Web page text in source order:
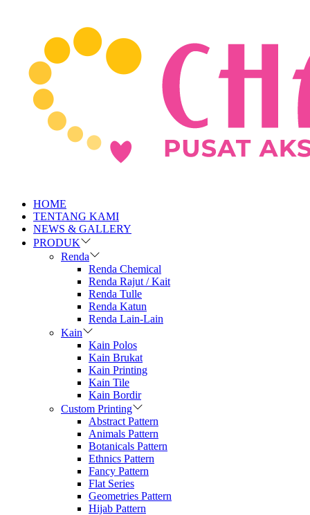
HOME
TENTANG KAMI
NEWS & GALLERY
PRODUK
Renda
Renda Chemical
Renda Rajut / Kait
Renda Tulle
Renda Katun
Renda Lain-Lain
Kain
Kain Polos
Kain Brukat
Kain Printing
Kain Tile
Kain Bordir
Custom Printing
Abstract Pattern
Animals Pattern
Botanicals Pattern
Ethnics Pattern
Fancy Pattern
Flat Series
Geometries Pattern
Hijab Pattern